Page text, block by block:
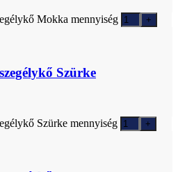
Mokka mennyiség
Szürke
Szürke mennyiség